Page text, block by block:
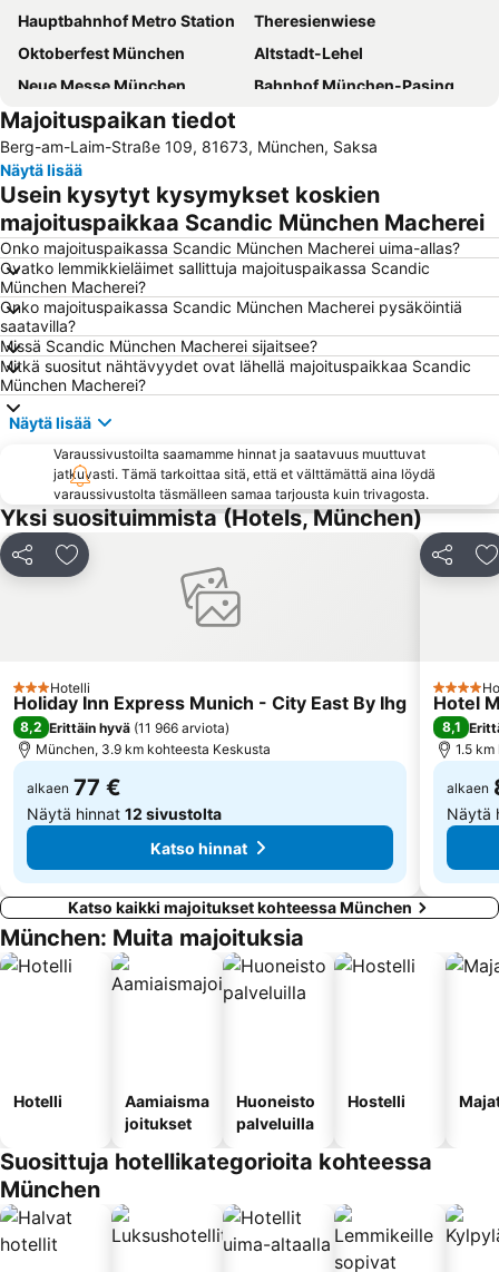
Hauptbahnhof Metro Station
Theresienwiese
Oktoberfest München
Altstadt-Lehel
Neue Messe München
Bahnhof München-Pasing
Therme Erding Thermal Spa
Münchenin olympiapuisto
Train Station Munich-east
Literaturhaus Müchen
Messestadt-Ost Metro Station
Marienplatz Metro Station
Maxvorstadt
Schwabing
Königsplatz
Olympiahalle München
BMW Welt
Karlsplatz - Stachus
Au-Haidhausen
Sendlinger Tor Metro Station
Hackerbrücke
Bavaria
Hellabrunnin eläintarha
Englischer Garten
Bayerische Staatsoper
Odeonsplatz Metro Station
Ostbahnhof Metro Station
Sendlinger Tor
Berg am Laim
BMW Park
Münchener Hofbräuhaus
Viktualienmarkt
Karlsplatz (Stachus) Metro Station
Riem Arcaden
Majoituspaikan tiedot
Berg-am-Laim-Straße 109, 81673, München, Saksa
Näytä lisää
Usein kysytyt kysymykset koskien
majoituspaikkaa Scandic München Macherei
Onko majoituspaikassa Scandic München Macherei uima-allas?
Ovatko lemmikkieläimet sallittuja majoituspaikassa Scandic
München Macherei?
Onko majoituspaikassa Scandic München Macherei pysäköintiä
saatavilla?
Missä Scandic München Macherei sijaitsee?
Mitkä suositut nähtävyydet ovat lähellä majoituspaikkaa Scandic
München Macherei?
Näytä lisää
Varaussivustoilta saamamme hinnat ja saatavuus muuttuvat
jatkuvasti. Tämä tarkoittaa sitä, että et välttämättä aina löydä
varaussivustolta täsmälleen samaa tarjousta kuin trivagosta.
Yksi suosituimmista (Hotels, München)
Jaa Lisää suosikkeihin
3 Tähtiluokitus
Hotelli
Holiday Inn Express Munich - City East By Ihg
8,2 Erittäin hyvä (11 966 arviota)
München, 3.9 km kohteesta Keskusta
alkaen 77 €
Näytä hinnat 12 sivustolta
Katso hinnat
Jaa
4
Hotel
8,1
1.5
alkaen
Näytä
Katso kaikki majoitukset kohteessa München
München: Muita majoituksia
Hotelli
Aamiaisma
joitukset
Huoneisto
palveluilla
Hostelli
Suosittuja hotellikategorioita kohteessa
München